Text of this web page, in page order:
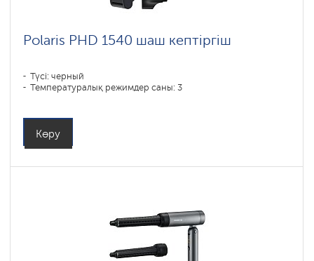
Polaris PHD 1540 шаш кептіргіш
Түсі: черный
Температуралық режимдер саны: 3
Көру